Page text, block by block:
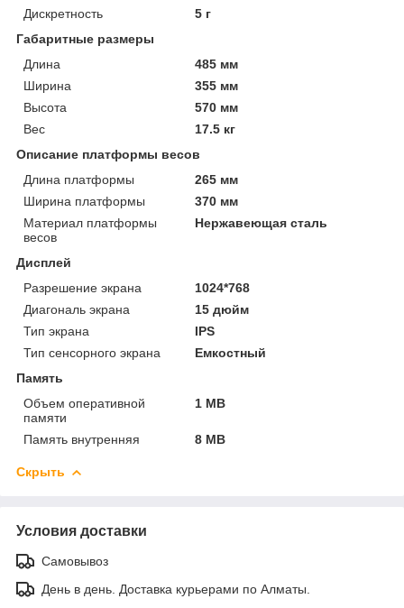
Дискретность
5 г
Габаритные размеры
Длина
485 мм
Ширина
355 мм
Высота
570 мм
Вес
17.5 кг
Описание платформы весов
Длина платформы
265 мм
Ширина платформы
370 мм
Материал платформы
весов
Нержавеющая сталь
Дисплей
Разрешение экрана
1024*768
Диагональ экрана
15 дюйм
Тип экрана
IPS
Тип сенсорного экрана
Емкостный
Память
Объем оперативной
памяти
1 MB
Память внутренняя 8 MB
Скрыть
Условия доставки
Самовывоз
День в день. Доставка курьерами по Алматы.